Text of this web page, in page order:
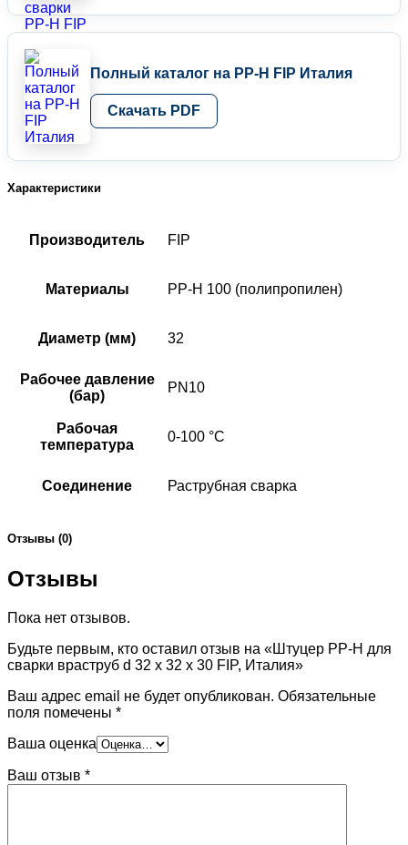
Полный каталог на PP-H FIP Италия
Скачать PDF
Характеристики
Производитель FIP
Материалы PP-H 100 (полипропилен)
Диаметр (мм) 32
Рабочее давление
(бар)
PN10
Рабочая
температура
0-100 °C
Соединение Раструбная сварка
Отзывы (0)
Отзывы
Пока нет отзывов.
Будьте первым, кто оставил отзыв на «Штуцер PP-H для
сварки враструб d 32 х 32 х 30 FIP, Италия»
Ваш адрес email не будет опубликован. Обязательные
поля помечены *
Ваша оценка
Ваш отзыв *